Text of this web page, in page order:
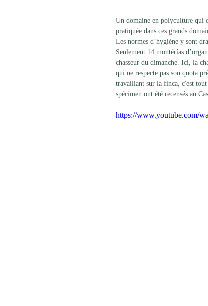
Un domaine en polyculture qui
pratiquée dans ces grands
Les normes d’hygiène y sont
Seulement 14 montérías
chasseur du dimanche. Ici, la
qui ne respecte pas son quota
travaillant sur la finca, c'est tout
spécimen ont été recensés au
https://www.youtube.com/